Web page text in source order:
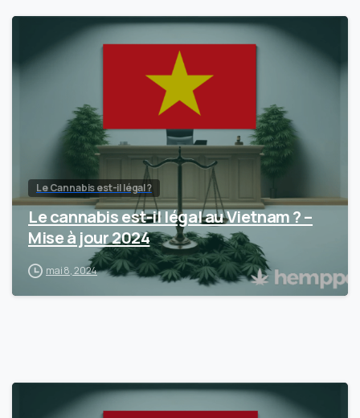
Le Cannabis est-il légal ?
Le cannabis est-il légal au Vietnam ? –
Mise à jour 2024
mai 8, 2024